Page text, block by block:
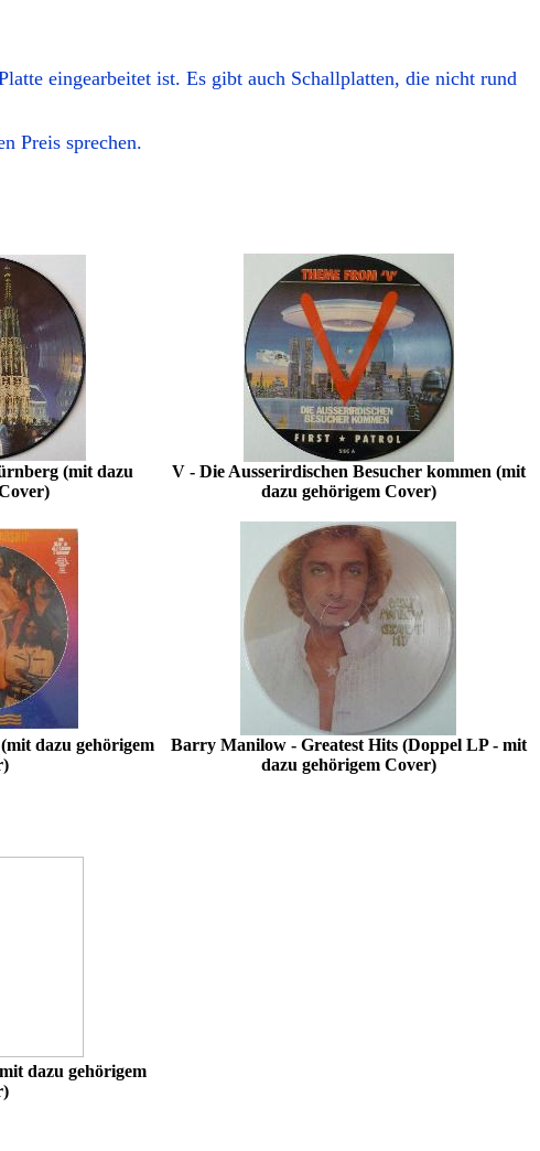
eingearbeitet ist. Es gibt auch Schallplatten, die nicht rund
Preis sprechen.
(mit dazu
V - Die Ausserirdischen Besucher kommen (mit
dazu gehörigem Cover)
dazu gehörigem
Barry Manilow - Greatest Hits (Doppel LP - mit
dazu gehörigem Cover)
dazu gehörigem